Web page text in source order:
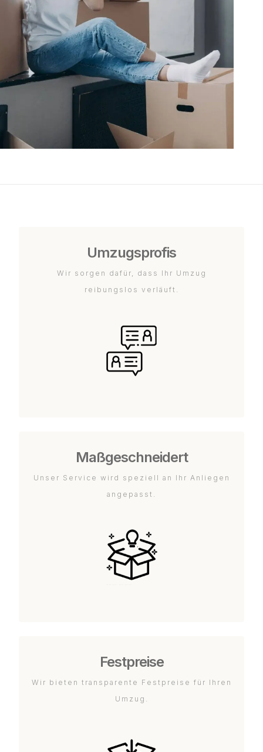
Umzugsprofis
Wir sorgen dafür, dass Ihr Umzug
reibungslos verläuft.
Maßgeschneidert
Unser Service wird speziell an Ihr Anliegen
angepasst.
Festpreise
Wir bieten transparente Festpreise für Ihren
Umzug.